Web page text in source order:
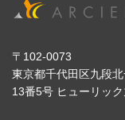
〒102-0073
東京都千代田区九段北
13番5号 ヒューリッ